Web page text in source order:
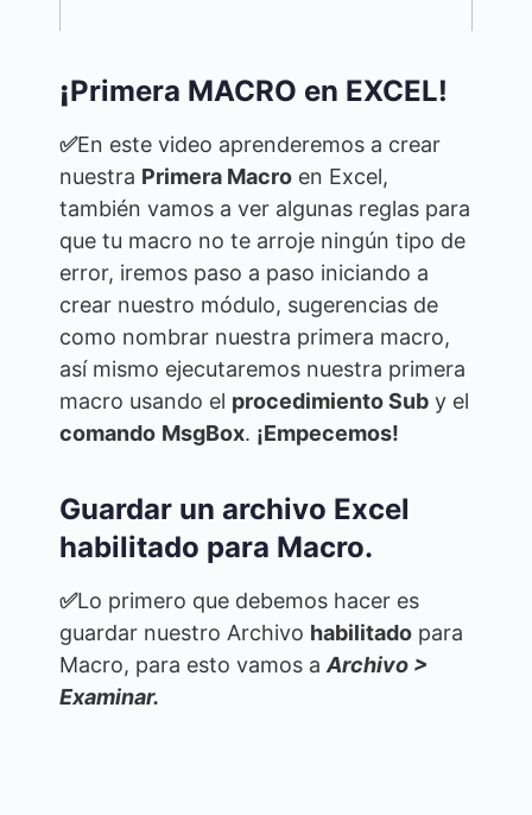
¡Primera MACRO en EXCEL!
✅En este video aprenderemos a crear
nuestra Primera Macro en Excel,
también vamos a ver algunas reglas para
que tu macro no te arroje ningún tipo de
error, iremos paso a paso iniciando a
crear nuestro módulo, sugerencias de
como nombrar nuestra primera macro,
así mismo ejecutaremos nuestra primera
macro usando el procedimiento Sub y el
comando MsgBox. ¡Empecemos!
Guardar un archivo Excel
habilitado para Macro.
✅Lo primero que debemos hacer es
guardar nuestro Archivo habilitado para
Macro, para esto vamos a Archivo >
Examinar.